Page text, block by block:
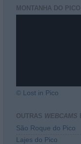
MONTANHA DO
© Lost in Pico
OUTRAS WEBCAMS
São Roque do Pico
Lajes do Pico